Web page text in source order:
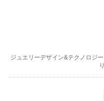
ジュエリーデザイン&テクノロジ